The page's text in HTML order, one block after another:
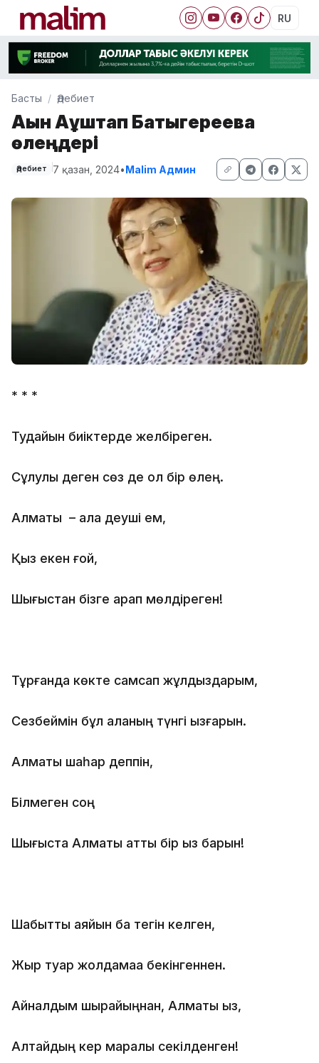
RU
Басты Әдебиет
Ақын Ақұштап Бақтыгереева
өлеңдері
Әдебиет 7 қазан, 2024•Malim Админ
* * *
Тудайын биіктерде желбіреген.
Сұлулық деген сөз де ол бір өлең.
Алматы – қала деуші ем,
Қыз екен ғой,
Шығыстан бізге қарап мөлдіреген!
Тұрғанда көкте самсап жұлдыздарым,
Сезбеймін бұл қаланың түнгі ызғарын.
Алматы шаһар деппін,
Білмеген соң
Шығыста Алматы атты бір қыз барын!
Шабытты аяйын ба тегін келген,
Жыр туар жолдамаққа бекінгеннен.
Айналдым шырайыңнан, Алматы қыз,
Алтайдың кер маралы секілденген!